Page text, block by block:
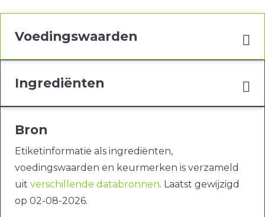
Voedingswaarden
Ingrediënten
Bron
Etiketinformatie als ingrediënten,
voedingswaarden en keurmerken is verzameld
uit verschillende databronnen. Laatst gewijzigd
op 02-08-2026.